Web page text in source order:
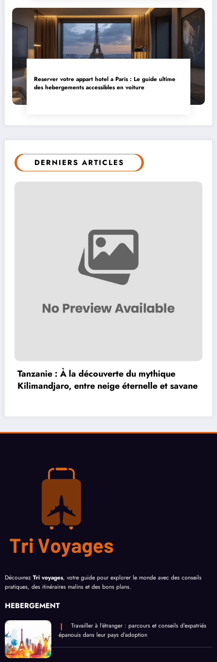
Reserver votre appart hotel a Paris : Le guide ultime
des hebergements accessibles en voiture
DERNIERS ARTICLES
Club NYX Amsterdam : Une soirée
inoubliable dans le quartier branché de la
Tri voyages , votre guide pour explorer le monde avec des conseils
pratiques, des itinéraires malins et des bons plans.
HEBERGEMENT
Travailler à l’étranger : parcours et conseils d’expatriés
travailler en Australie et démarrer votre aventure
Catégories
Activités